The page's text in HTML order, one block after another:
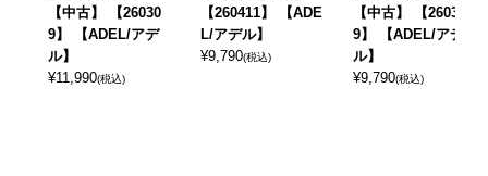
【中古】 【26030
9】 【ADEL/アデ
ル】
¥11,990(税込)
【260411】 【ADE
L/アデル】
¥9,790(税込)
【中古】 【26030
9】 【ADEL/アデ
ル】
¥9,790(税込)